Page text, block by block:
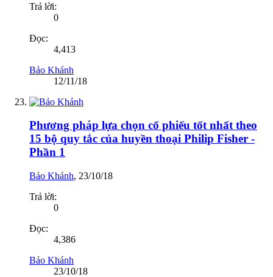
Trả lời:
0
Đọc:
4,413
Bảo Khánh
12/11/18
Phương pháp lựa chọn cổ phiếu tốt nhất theo
15 bộ quy tắc của huyền thoại Philip Fisher -
Phần 1
Bảo Khánh, 23/10/18
Trả lời:
0
Đọc:
4,386
Bảo Khánh
23/10/18